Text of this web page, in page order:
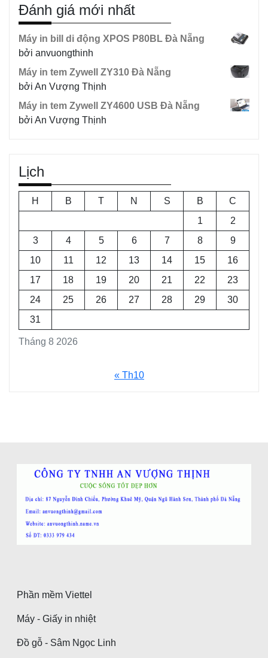
Đánh giá mới nhất
Máy in bill di động XPOS P80BL Đà Nẵng
bởi anvuongthinh
Máy in tem Zywell ZY310 Đà Nẵng
bởi An Vượng Thịnh
Máy in tem Zywell ZY4600 USB Đà Nẵng
bởi An Vượng Thịnh
Lịch
Tháng 8 2026
H B T N S B
C
1
2
3
4 5 6 7 8
9
10
11 12 13 14 15
16
17
18 19 20 21 22
23
24
25 26 27 28 29
30
31
« Th10
Phần mềm Viettel
Máy - Giấy in nhiệt
Đồ gỗ - Sâm Ngọc Linh